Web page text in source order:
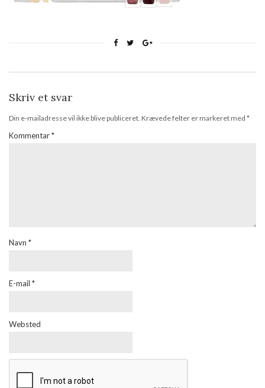
Skriv et svar
Din e-mailadresse vil ikke blive publiceret. Krævede felter er markeret med *
Kommentar*
Navn *
E-mail *
Websted